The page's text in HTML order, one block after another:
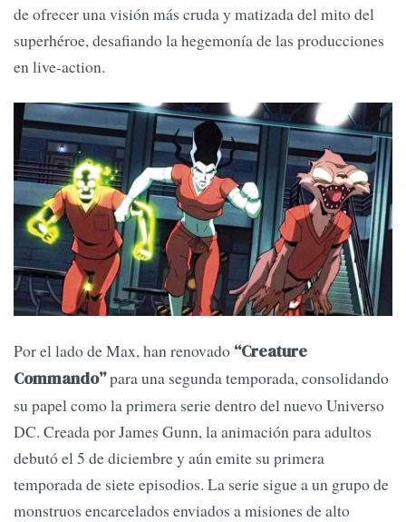
de ofrecer una visión más cruda y matizada del mito del
superhéroe, desafiando la hegemonía de las producciones
en live-action.
Por el lado de Max, han renovado “Creature
Commando”para una segunda temporada, consolidando
su papel como la primera serie dentro del nuevo Universo
DC. Creada por James Gunn, la animación para adultos
debutó el 5 de diciembre y aún emite su primera
temporada de siete episodios. La serie sigue a un grupo de
monstruos encarcelados enviados a misiones de alto